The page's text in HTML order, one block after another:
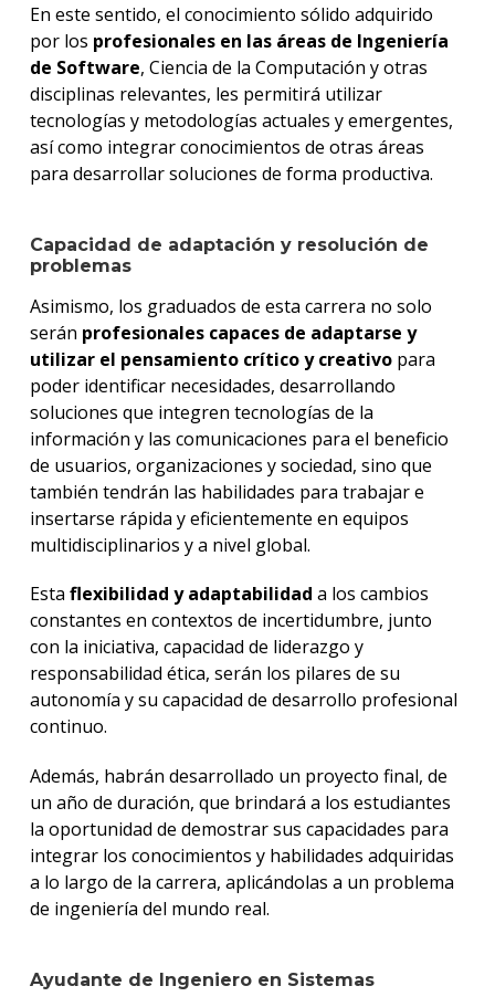
En este sentido, el conocimiento sólido adquirido
por los profesionales en las áreas de Ingeniería
de Software, Ciencia de la Computación y otras
disciplinas relevantes, les permitirá utilizar
tecnologías y metodologías actuales y emergentes,
así como integrar conocimientos de otras áreas
para desarrollar soluciones de forma productiva.
Capacidad de adaptación y resolución de
problemas
Asimismo, los graduados de esta carrera no solo
serán profesionales capaces de adaptarse y
utilizar el pensamiento crítico y creativopara
poder identificar necesidades, desarrollando
soluciones que integren tecnologías de la
información y las comunicaciones para el beneficio
de usuarios, organizaciones y sociedad, sino que
también tendrán las habilidades para trabajar e
insertarse rápida y eficientemente en equipos
multidisciplinarios y a nivel global.
Esta flexibilidad y adaptabilidad a los cambios
constantes en contextos de incertidumbre, junto
con la iniciativa, capacidad de liderazgo y
responsabilidad ética, serán los pilares de su
autonomía y su capacidad de desarrollo profesional
continuo.
Además, habrán desarrollado un proyecto final, de
un año de duración, que brindará a los estudiantes
la oportunidad de demostrar sus capacidades para
integrar los conocimientos y habilidades adquiridas
a lo largo de la carrera, aplicándolas a un problema
de ingeniería del mundo real.
Ayudante de Ingeniero en Sistemas